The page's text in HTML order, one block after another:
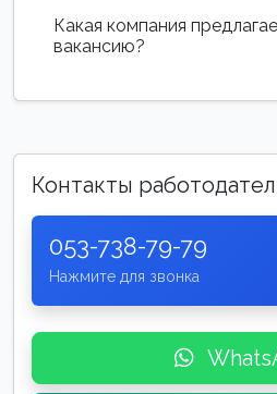
Какая компания
вакансию?
Контакты
053-738-79-79
Нажмите для звонка